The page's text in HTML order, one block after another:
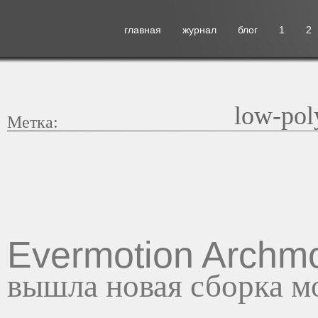
главная журнал блог 1 2
Метка: low-
Evermotion
вышла новая сборка